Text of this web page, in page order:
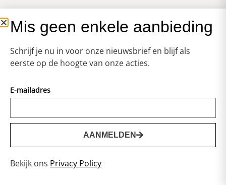
Mis geen enkele aanbieding
Schrijf je nu in voor onze nieuwsbrief en blijf als
eerste op de hoogte van onze acties.
E-mailadres
AANMELDEN
Bekijk ons Privacy Policy